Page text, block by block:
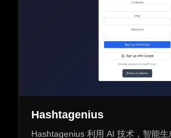
Hashtagenius
Hashtagenius 利用 AI 技术，智能生